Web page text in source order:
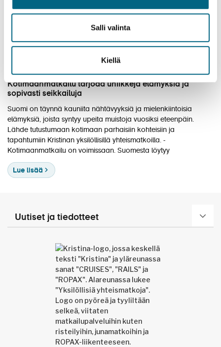
Salli valinta
Kiellä
Kotimaanmatkailu tarjoaa uniikkeja elämyksiä ja
sopivasti seikkailuja
Suomi on täynnä kauniita nähtävyyksiä ja mielenkiintoisia
elämyksiä, joista syntyy upeita muistoja vuosiksi eteenpäin.
Lähde tutustumaan kotimaan parhaisiin kohteisiin ja
tapahtumiin Kristinan yksilöllisillä yhteismatkoilla.
Kotimaanmatkailu on voimissaan. Suomesta löytyy
Lue lisää
Uutiset ja tiedotteet